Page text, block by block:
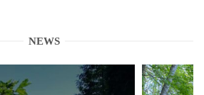
NEWS